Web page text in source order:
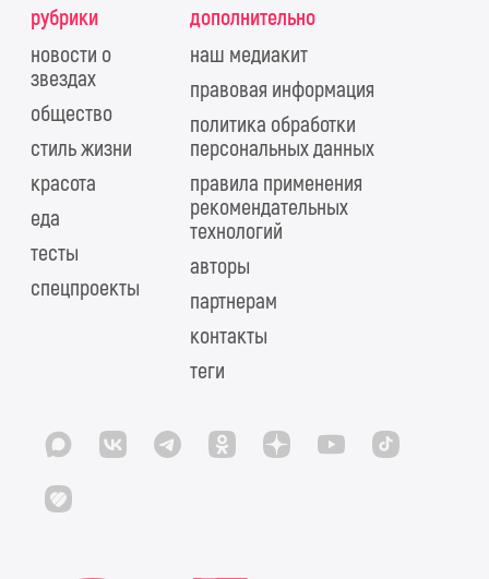
рубрики
новости о
звездах
общество
стиль жизни
красота
еда
тесты
спецпроекты
дополнительно
наш медиакит
правовая информация
политика обработки
персональных данных
правила применения
рекомендательных
технологий
авторы
партнерам
контакты
теги